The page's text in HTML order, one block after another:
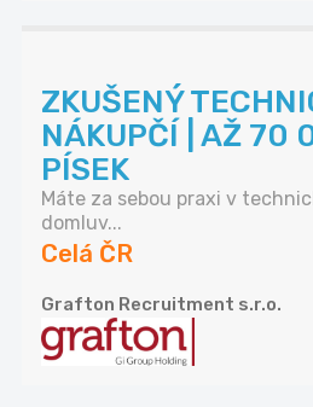
ZKUŠENÝ
NÁKUPČÍ | AŽ 70
PÍSEK
Máte za sebou praxi v
domluv...
Celá ČR
Grafton Recruitment s.r.o.